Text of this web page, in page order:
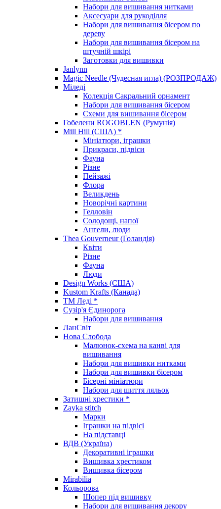
Набори для вишивання нитками
Аксесуари для рукоділля
Набори для вишивання бісером по
дереву
Набори для вишивання бісером на
штучній шкірі
Заготовки для вишивки
Janlynn
Magic Needle (Чудесная игла) (РОЗПРОДАЖ)
Міледі
Колекція Сакральний орнамент
Набори для вишивання бісером
Схеми для вишивання бісером
Гобелени ROGOBLEN (Румунія)
Mill Hill (США) *
Мініатюри, іграшки
Прикраси, підвіси
Фауна
Різне
Пейзажі
Флора
Великдень
Новорічні картини
Гелловін
Солодощі, напої
Ангели, люди
Thea Gouverneur (Голандія)
Квіти
Різне
Фауна
Люди
Design Works (США)
Kustom Krafts (Канада)
ТМ Леді *
Сузір'я Єдинорога
Набори для вишивання
ЛанСвіт
Нова Слобода
Малюнок-схема на канві для
вишивання
Набори для вишивки нитками
Набори для вишивки бісером
Бісерні мініатюри
Набори для шиття ляльок
Затишні хрестики *
Zayka stitch
Марки
Іграшки на підвісі
На підставці
ВДВ (Україна)
Декоративні іграшки
Вишивка хрестиком
Вишивка бісером
Mirabilia
Кольорова
Шопер під вишивку
Набори для вишивання декору